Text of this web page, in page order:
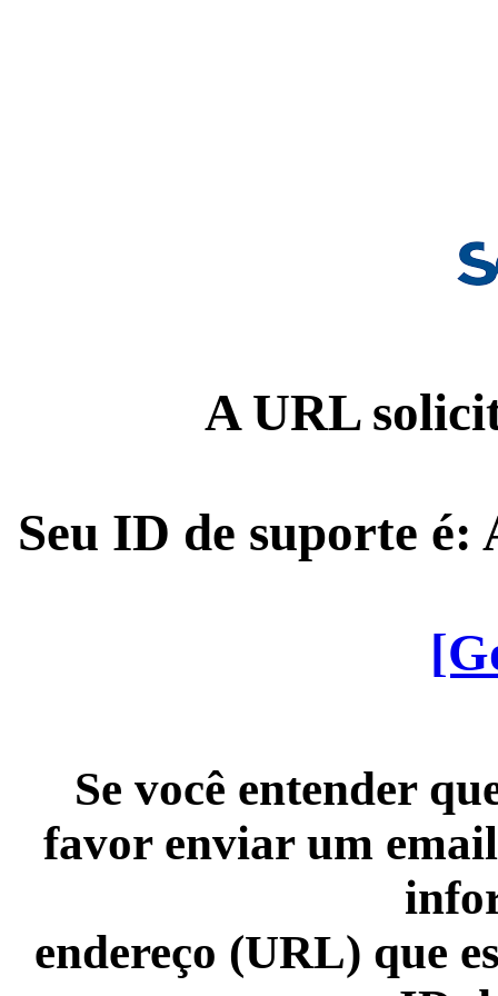
A URL
Seu ID de suporte é:
Se você entender
favor enviar um
endereço (URL) que